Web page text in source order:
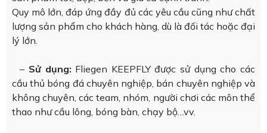
Quy mô lớn, đáp ứng đầy đủ các yêu cầu cũng như chất
lượng sản phẩm cho khách hàng, dù là đối tác hoặc đại
lý lớn.
– Sử dụng: Fliegen KEEPFLY được sử dụng cho các
cầu thủ bóng đá chuyên nghiệp, bán chuyên nghiệp và
không chuyên, các team, nhóm, người chơi các môn thể
thao như cầu lông, bóng bàn, chạy bộ…vv.